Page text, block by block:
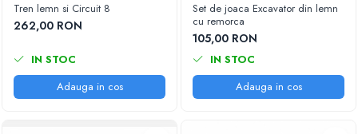
Tren lemn si Circuit 8
262,00 RON
IN STOC
Adauga in cos
Set de joaca Excavator din lemn
cu remorca
105,00 RON
IN STOC
Adauga in cos